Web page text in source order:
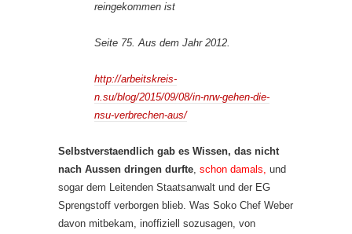
reingekommen ist
Seite 75. Aus dem Jahr 2012.
http://arbeitskreis-
n.su/blog/2015/09/08/in-nrw-gehen-die-
nsu-verbrechen-aus/
Selbstverstaendlich gab es Wissen, das nicht
nach Aussen dringen durfte, schon damals, und
sogar dem Leitenden Staatsanwalt und der EG
Sprengstoff verborgen blieb. Was Soko Chef Weber
davon mitbekam, inoffiziell sozusagen, von